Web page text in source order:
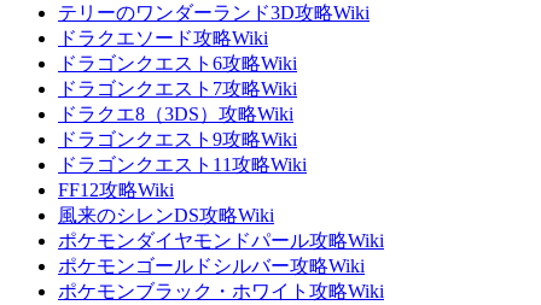
テリーのワンダーランド3D攻略Wiki
ドラクエソード攻略Wiki
ドラゴンクエスト6攻略Wiki
ドラゴンクエスト7攻略Wiki
ドラクエ8（3DS）攻略Wiki
ドラゴンクエスト9攻略Wiki
ドラゴンクエスト11攻略Wiki
FF12攻略Wiki
風来のシレンDS攻略Wiki
ポケモンダイヤモンドパール攻略Wiki
ポケモンゴールドシルバー攻略Wiki
ポケモンブラック・ホワイト攻略Wiki